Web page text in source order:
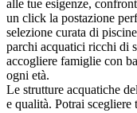
alle tue esigenze,
un click la postazione
selezione curata di
parchi acquatici ricchi di
accogliere famiglie con
ogni età.
Le strutture acquatiche
e qualità. Potrai scegliere